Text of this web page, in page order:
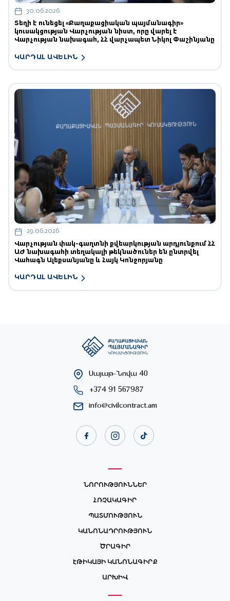
30.06.2026
Տեղի է ունեցել «Քաղաքացիական պայմանագիր»
կուսակցության Վարչության նիստ, որը վարել է
Վարչության նախագահ, ՀՀ վարչապետ Նիկոլ Փաշինյանը
ԿԱՐԴԱԼ ԱՎԵԼԻՆ
29.06.2026
Վարչության փակ-գաղտնի քվեարկության արդյունքում ՀՀ
ԱԺ նախագահի տեղակալի թեկնածուներ են ընտրվել
Վահագն Ալեքսանյանը և Հայկ Կոնջորյանը
ԿԱՐԴԱԼ ԱՎԵԼԻՆ
Սայաթ-Նովա 40
+374 91 567987
info@civilcontract.am
ՆՈՐՈՒԹՅՈՒՆՆԵՐ
ՀՌՉԱԿԱԳԻՐ
ՊԱՏՄՈՒԹՅՈՒՆ
ԿԱՆՈՆԱԴՐՈՒԹՅՈՒՆ
ԾՐԱԳԻՐ
ԷԹԻԿԱՅԻ ԿԱՆՈՆԱԳԻՐՔ
ԱՐԽԻՎ